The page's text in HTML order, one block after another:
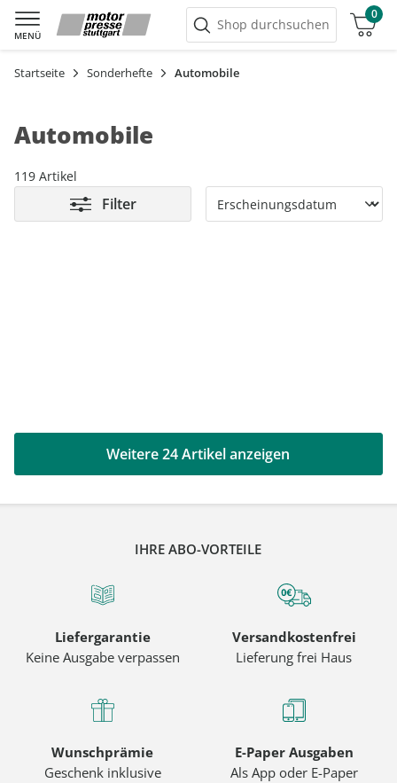
MENÜ
Shop durchsuchen
0
Warenkorb
Startseite Sonderhefte Automobile
Automobile
119 Artikel
Filter
Weitere 24 Artikel anzeigen
IHRE ABO-VORTEILE
Liefergarantie
Keine Ausgabe verpassen
Versandkostenfrei
Lieferung frei Haus
Wunschprämie
Geschenk inklusive
E-Paper Ausgaben
Als App oder E-Paper